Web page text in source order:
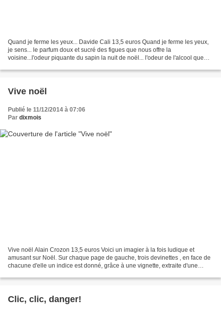
Quand je ferme les yeux... Davide Cali 13,5 euros Quand je ferme les yeux,
je sens... le parfum doux et sucré des figues que nous offre la
voisine...l'odeur piquante du sapin la nuit de noël... l'odeur de l'alcool que
Vive noël
Publié le 11/12/2014 à 07:06
Par dixmois
Vive noël Alain Crozon 13,5 euros Voici un imagier à la fois ludique et
amusant sur Noël. Sur chaque page de gauche, trois devinettes , en face de
chacune d'elle un indice est donné, grâce à une vignette, extraite d'une
Clic, clic, danger!